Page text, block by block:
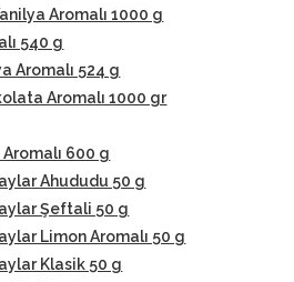
Aromalı 1000 g
540 g
Aromalı 524 g
Aromalı 1000 gr
600 g
Ahududu 50 g
Şeftali 50 g
Limon Aromalı 50 g
Klasik 50 g